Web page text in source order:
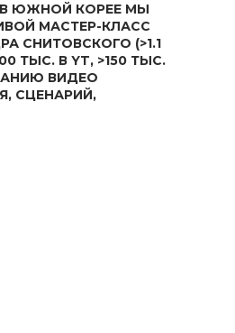
ЮЖНОЙ КОРЕЕ МЫ
МАСТЕР-КЛАСС
СНИТОВСКОГО (>1.1
ТЫС. В YT, >150 ТЫС.
ВИДЕО
СЦЕНАРИЙ,